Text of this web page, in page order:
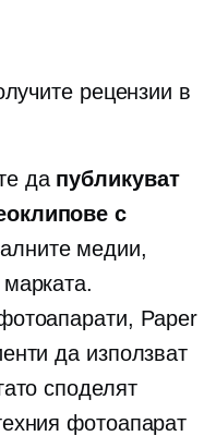
рецензии в
да публикуват
с
медии,
Paper
да използват
споделят
фотоапарат